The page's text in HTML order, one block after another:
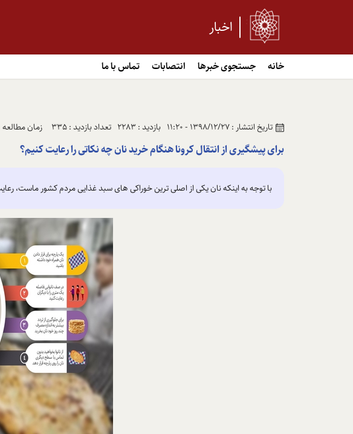
اخبار
خانه جستجوی خبرها انتصابات تماس با ما
تاریخ انتشار : 1398/12/27 - 11:20 بازدید : 2283 تعداد بازدید : 335 زمان
برای پیشگیری از انتقال کرونا هنگام خرید نان چه نکاتی را رعایت کنیم؟
با توجه به اینکه نان یکی از اصلی ترین خوراکی های سبد غذایی مردم کشور ماست،